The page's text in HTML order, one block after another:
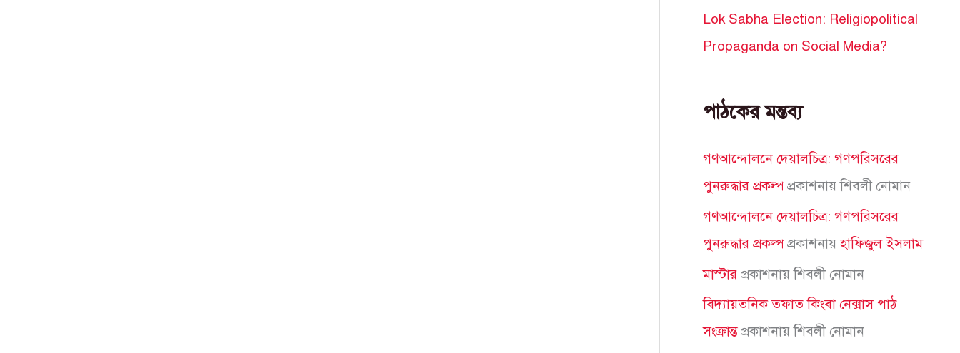
Lok Sabha Election: Religiopolitical
Propaganda on Social Media?
পাঠকের মন্তব্য
গণআন্দোলনে দেয়ালচিত্র: গণপরিসরের
পুনরুদ্ধার প্রকল্পপ্রকাশনায়শিবলী নোমান
গণআন্দোলনে দেয়ালচিত্র: গণপরিসরের
পুনরুদ্ধার প্রকল্পপ্রকাশনায়হাফিজুল ইসলাম
মাস্টার প্রকাশনায়শিবলী নোমান
বিদ্যায়তনিক তফাত কিংবা নেক্সাস পাঠ
সংক্রান্তপ্রকাশনায়শিবলী নোমান